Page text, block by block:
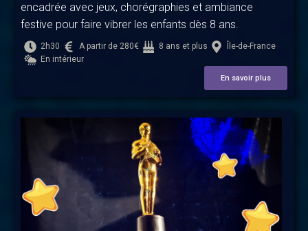
encadrée avec jeux, chorégraphies et ambiance
festive pour faire vibrer les enfants dès 8 ans.
2h30 A partir de 280€ 8 ans et plus
Île-de-France
En intérieur
En savoir plus